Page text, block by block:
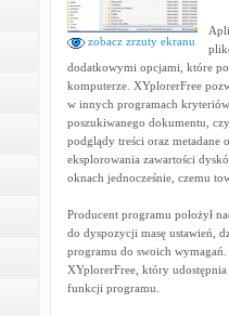
zobacz zrzuty ekranu
dodatkowymi opcjami, które
komputerze. XYplorerFree
w innych programach
poszukiwanego dokumentu,
podglądy treści oraz metadane
eksplorowania zawartości
oknach jednocześnie, czemu
Producent programu położył
do dyspozycji masę ustawień,
programu do swoich wymagań.
XYplorerFree, który
funkcji programu.